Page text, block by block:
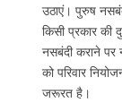
उठाएं। पुरुष
किसी प्रकार की
नसबंदी कराने पर
को परिवार
जरूरत है।